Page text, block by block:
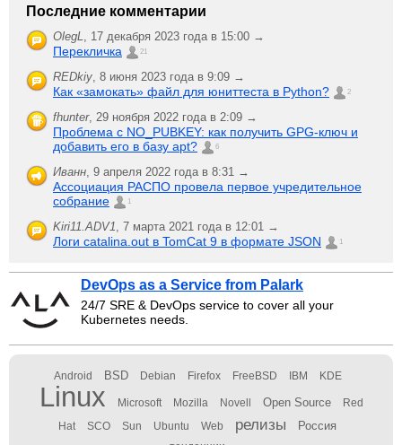
Последние комментарии
OlegL, 17 декабря 2023 года в 15:00 →
Перекличка 21
REDkiy, 8 июня 2023 года в 9:09 →
Как «замокать» файл для юниттеста в Python? 2
fhunter, 29 ноября 2022 года в 2:09 →
Проблема с NO_PUBKEY: как получить GPG-ключ и
добавить его в базу apt?
6
Иванн, 9 апреля 2022 года в 8:31 →
Ассоциация РАСПО провела первое учредительное
собрание
1
Kiri11.ADV1, 7 марта 2021 года в 12:01 →
Логи catalina.out в TomCat 9 в формате JSON 1
DevOps as a Service from Palark
24/7 SRE & DevOps service to cover all your
Kubernetes needs.
Android BSD Debian Firefox FreeBSD IBM KDE
Linux Microsoft Mozilla Novell Open Source Red
Hat SCO Sun Ubuntu Web релизы Россия